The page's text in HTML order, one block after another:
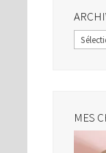
MES